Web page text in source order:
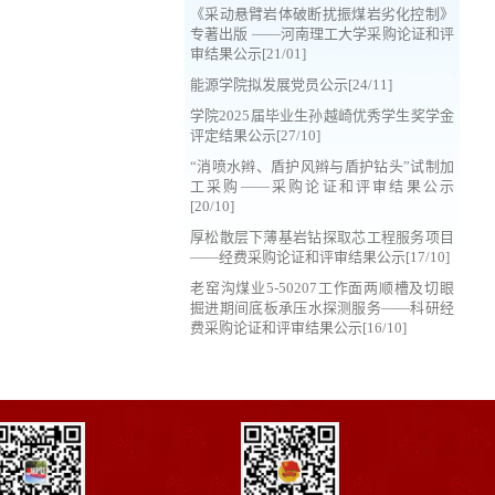
《采动悬臂岩体破断扰振煤岩劣化控制》
专著出版 ——河南理工大学采购论证和评
审结果公示[21/01]
能源学院拟发展党员公示[24/11]
学院2025届毕业生孙越崎优秀学生奖学金
评定结果公示[27/10]
“消喷水辫、盾护风辫与盾护钻头”试制加
工采购——采购论证和评审结果公示
[20/10]
厚松散层下薄基岩钻探取芯工程服务项目
——经费采购论证和评审结果公示[17/10]
老窑沟煤业5-50207工作面两顺槽及切眼
掘进期间底板承压水探测服务——科研经
费采购论证和评审结果公示[16/10]